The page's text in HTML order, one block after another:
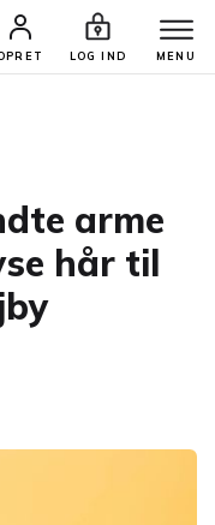
LOG IND MENU
PROFIL
arme
hår til